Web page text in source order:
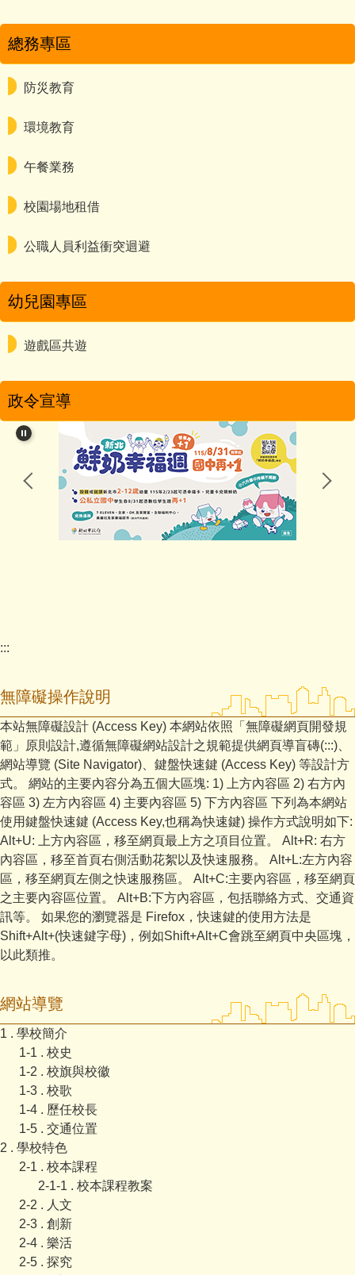
總務專區
防災教育
環境教育
午餐業務
校園場地租借
公職人員利益衝突迴避
幼兒園專區
遊戲區共遊
政令宣導
:::
無障礙操作說明
本站無障礙設計 (Access Key) 本網站依照「無障礙網頁開發規
範」原則設計,遵循無障礙網站設計之規範提供網頁導盲磚(:::)、
網站導覽 (Site Navigator)、鍵盤快速鍵 (Access Key) 等設計方
式。 網站的主要內容分為五個大區塊: 1) 上方內容區 2) 右方內
容區 3) 左方內容區 4) 主要內容區 5) 下方內容區 下列為本網站
使用鍵盤快速鍵 (Access Key,也稱為快速鍵) 操作方式說明如下:
Alt+U: 上方內容區，移至網頁最上方之項目位置。 Alt+R: 右方
內容區，移至首頁右側活動花絮以及快速服務。 Alt+L:左方內容
區，移至網頁左側之快速服務區。 Alt+C:主要內容區，移至網頁
之主要內容區位置。 Alt+B:下方內容區，包括聯絡方式、交通資
訊等。 如果您的瀏覽器是 Firefox，快速鍵的使用方法是
Shift+Alt+(快速鍵字母)，例如Shift+Alt+C會跳至網頁中央區塊，
以此類推。
網站導覽
1 . 學校簡介
1-1 . 校史
1-2 . 校旗與校徽
1-3 . 校歌
1-4 . 歷任校長
1-5 . 交通位置
2 . 學校特色
2-1 . 校本課程
2-1-1 . 校本課程教案
2-2 . 人文
2-3 . 創新
2-4 . 樂活
2-5 . 探究